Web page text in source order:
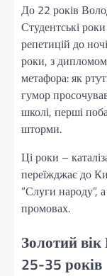
До 22 років
Студентські
репетицій до
роки, з
метафора: як
гумор
школі, перші
шторми.
Ці роки –
переїжджає до
“Слуги народу”,
промовах.
Золотий
25-35 років